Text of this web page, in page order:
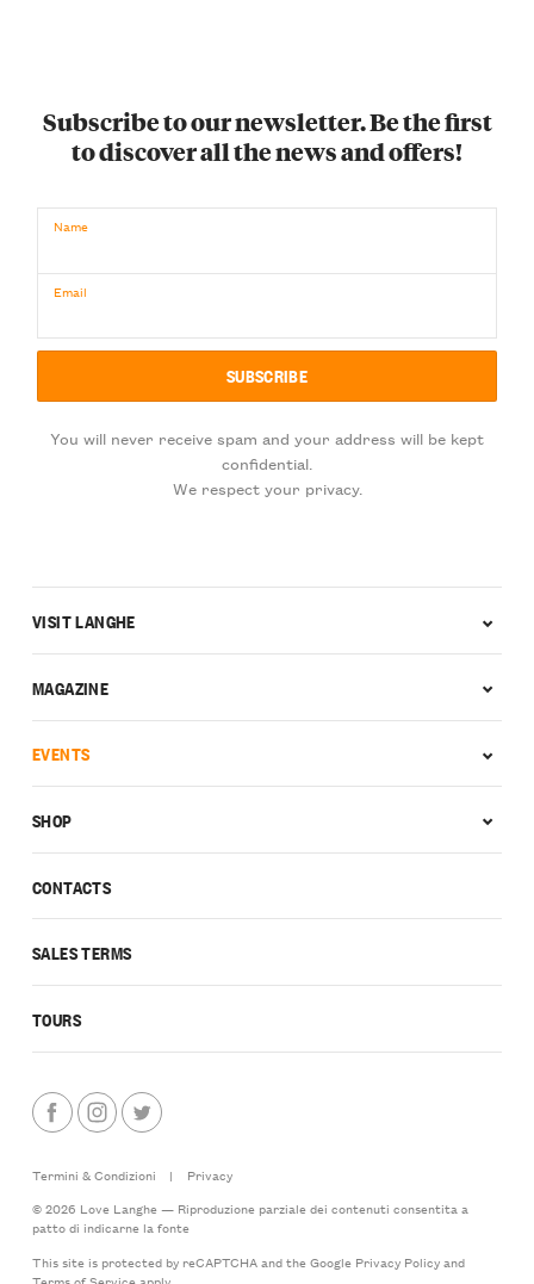
Subscribe to our newsletter. Be the first
to discover all the news and offers!
Name
Email
You will never receive spam and your address will be kept
confidential.
We respect your privacy.
CONTACTS
SALES TERMS
TOURS
VISIT LANGHE
MAGAZINE
EVENTS
SHOP
Termini & Condizioni |
Privacy
© 2026 Love Langhe — Riproduzione parziale dei contenuti consentita a
patto di indicarne la fonte
This site is protected by reCAPTCHA and the Google Privacy Policyand